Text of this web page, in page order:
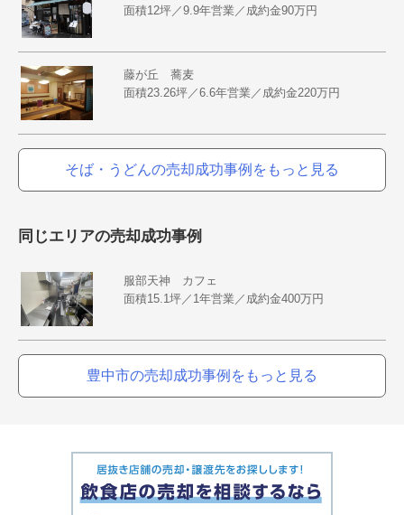
面積12坪／9.9年営業／成約金90万円
藤が丘 蕎麦
面積23.26坪／6.6年営業／成約金220万円
そば・うどんの売却成功事例をもっと見る
同じエリアの売却成功事例
服部天神 カフェ
面積15.1坪／1年営業／成約金400万円
豊中市の売却成功事例をもっと見る